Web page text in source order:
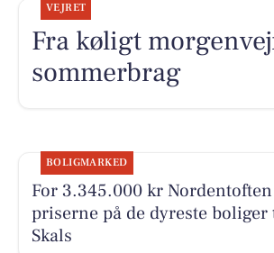
VEJRET
Fra køligt
sommerbrag
BOLIGMARKED
For 3.345.000 kr Nordentoften
priserne på de dyreste
Skals